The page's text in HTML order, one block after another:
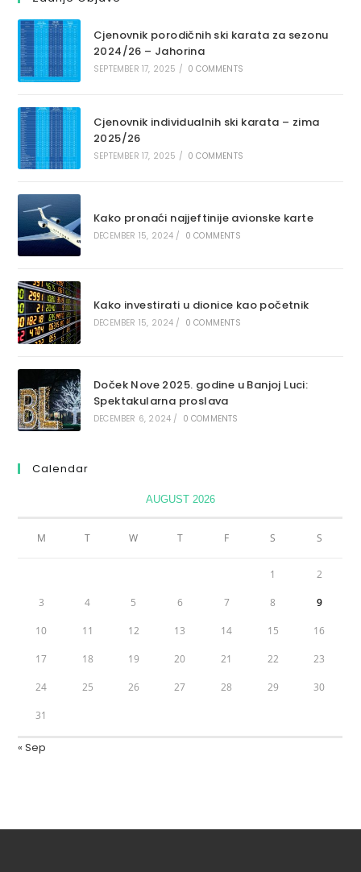
Cjenovnik porodičnih ski karata za sezonu
2024/26 – Jahorina
SEPTEMBER 17, 2025 / 0 COMMENTS
Cjenovnik individualnih ski karata – zima
2025/26
SEPTEMBER 17, 2025 / 0 COMMENTS
Kako pronaći najjeftinije avionske karte
DECEMBER 15, 2024 / 0 COMMENTS
Kako investirati u dionice kao početnik
DECEMBER 15, 2024 / 0 COMMENTS
Doček Nove 2025. godine u Banjoj Luci:
Spektakularna proslava
DECEMBER 6, 2024 / 0 COMMENTS
Calendar
AUGUST 2026
M T W T F S S
1 2
3 4 5 6 7 8 9
10 11 12 13 14 15 16
17 18 19 20 21 22 23
24 25 26 27 28 29 30
31
« Sep